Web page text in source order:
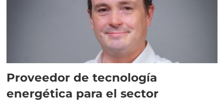
Proveedor de tecnología
energética para el sector